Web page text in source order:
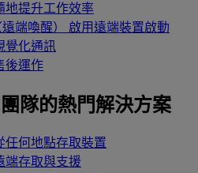
地提升工作效率
端喚醒）
啟用遠端裝置啟動
覺化通訊
後運作
隊的熱門解決方案
任何地點存取裝置
端存取與支援